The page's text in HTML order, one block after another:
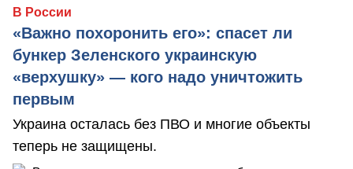
В России
«Важно похоронить его»: спасет ли
бункер Зеленского украинскую
«верхушку» — кого надо уничтожить
первым
Украина осталась без ПВО и многие объекты
теперь не защищены.